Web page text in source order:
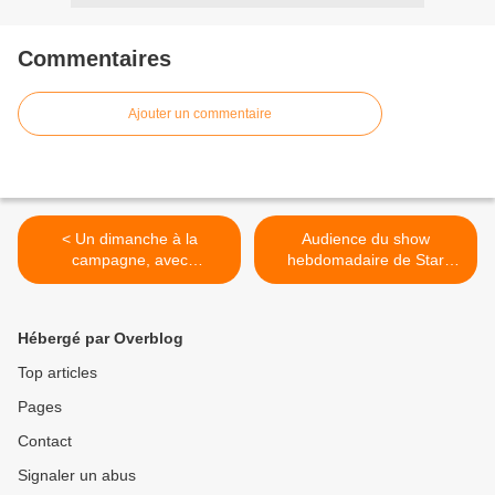
Commentaires
Ajouter un commentaire
< Un dimanche à la
campagne, avec
aujourd'hui Sofia Essaïdi,
Audience du show
hebdomadaire de Star
Academy encore en baisse
Hébergé par Overblog
Top articles
Pages
Contact
Signaler un abus